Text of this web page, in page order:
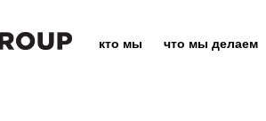
кто мы что мы делаем